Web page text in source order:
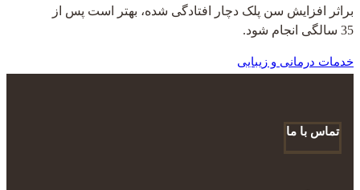
براثر افزایش سن پلک دچار افتادگی شده، بهتر است پس از
35 سالگی انجام شود.
خدمات درمانی و زیبایی
تماس با ما